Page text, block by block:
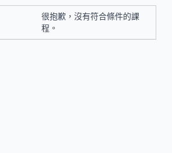
很抱歉，沒有符合條件的課
程。